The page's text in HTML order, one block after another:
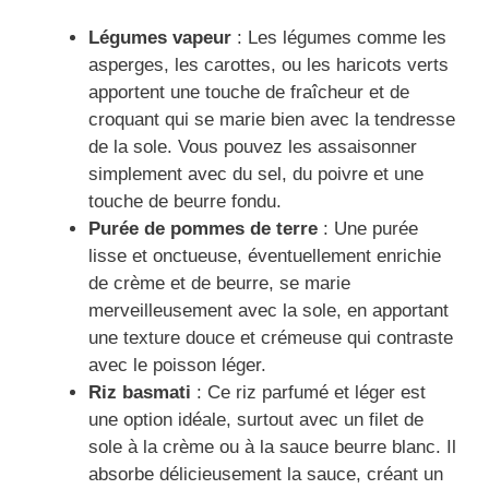
Légumes vapeur : Les légumes comme les
asperges, les carottes, ou les haricots verts
apportent une touche de fraîcheur et de
croquant qui se marie bien avec la tendresse
de la sole. Vous pouvez les assaisonner
simplement avec du sel, du poivre et une
touche de beurre fondu.
Purée de pommes de terre : Une purée
lisse et onctueuse, éventuellement enrichie
de crème et de beurre, se marie
merveilleusement avec la sole, en apportant
une texture douce et crémeuse qui contraste
avec le poisson léger.
Riz basmati : Ce riz parfumé et léger est
une option idéale, surtout avec un filet de
sole à la crème ou à la sauce beurre blanc. Il
absorbe délicieusement la sauce, créant un